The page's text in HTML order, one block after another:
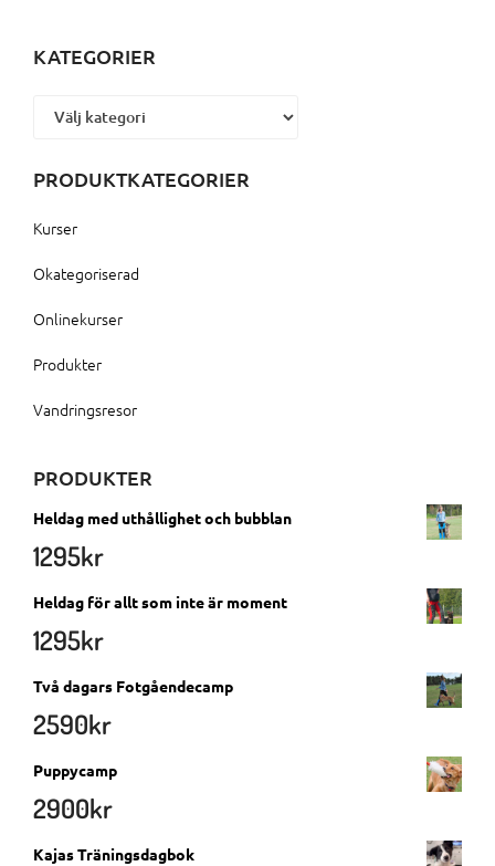
KATEGORIER
Kategorier
PRODUKTKATEGORIER
Kurser
Okategoriserad
Onlinekurser
Produkter
Vandringsresor
PRODUKTER
Heldag med uthållighet och bubblan
1295kr
Heldag för allt som inte är moment
1295kr
Två dagars Fotgåendecamp
2590kr
Puppycamp
2900kr
Kajas Träningsdagbok